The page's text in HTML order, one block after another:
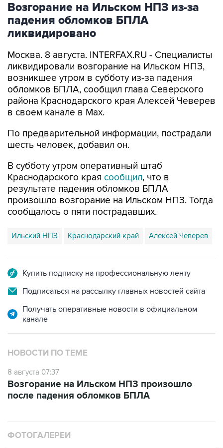
Возгорание на Ильском НПЗ из-за
падения обломков БПЛА
ликвидировано
Москва. 8 августа. INTERFAX.RU - Специалисты
ликвидировали возгорание на Ильском НПЗ,
возникшее утром в субботу из-за падения
обломков БПЛА, сообщил глава Северского
района Краснодарского края Алексей Чеверев
в своем канале в Max.
По предварительной информации, пострадали
шесть человек, добавил он.
В субботу утром оперативный штаб
Краснодарского края сообщил, что в
результате падения обломков БПЛА
произошло возгорание на Ильском НПЗ. Тогда
сообщалось о пяти пострадавших.
Ильский НПЗ Краснодарский край Алексей Чеверев
Купить подписку на профессиональную ленту
Подписаться на рассылку главных новостей сайта
Получать оперативные новости в официальном
канале
НОВОСТИ ПО ТЕМЕ
8 августа 07:37
Возгорание на Ильском НПЗ произошло
после падения обломков БПЛА
ФОТОГАЛЕРЕИ